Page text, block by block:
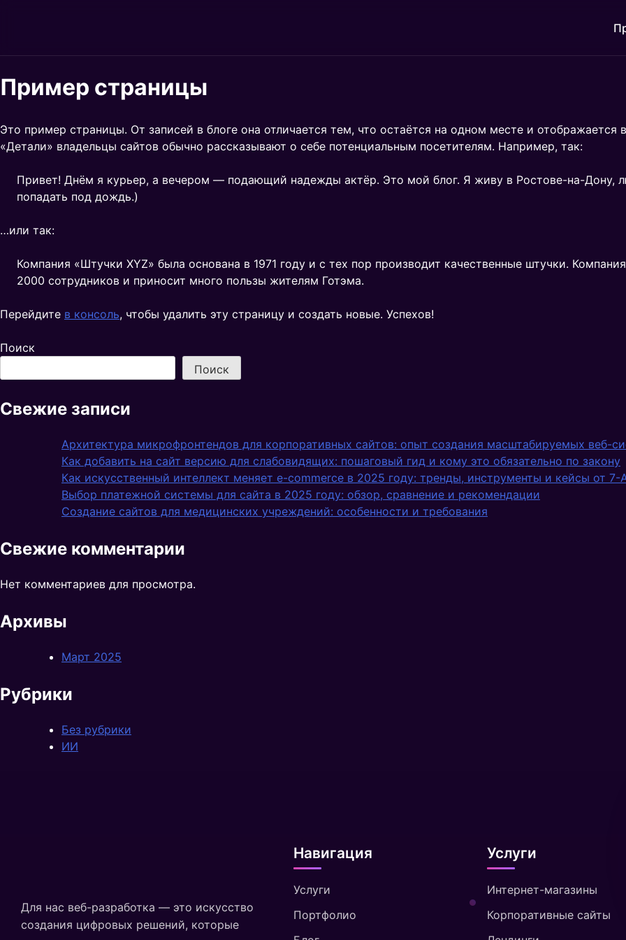
to
content
Пример страницы
Это пример страницы. От записей в блоге она отличается тем, что остаётся на одном месте и
«Детали» владельцы сайтов обычно рассказывают о себе потенциальным посетителям. Например, так:
Привет! Днём я курьер, а вечером — подающий надежды актёр. Это мой блог. Я живу в Ростове-на-Дону,
попадать под дождь.)
…или так:
Компания «Штучки XYZ» была основана в 1971 году и с тех пор производит качественные штучки.
2000 сотрудников и приносит много пользы жителям Готэма.
Перейдите в консоль, чтобы удалить эту страницу и создать новые. Успехов!
Поиск
Поиск
Свежие записи
Архитектура микрофронтендов для корпоративных сайтов: опыт создания масштабируемых веб-
Как добавить на сайт версию для слабовидящих: пошаговый гид и кому это обязательно по закону
Как искусственный интеллект меняет e-commerce в 2025 году: тренды, инструменты и кейсы от 7-
Выбор платежной системы для сайта в 2025 году: обзор, сравнение и рекомендации
Создание сайтов для медицинских учреждений: особенности и требования
Свежие комментарии
Нет комментариев для просмотра.
Архивы
Март 2025
Рубрики
Без рубрики
ИИ
Для нас веб-разработка — это искусство
создания цифровых решений, которые
Навигация
Услуги
Портфолио
Услуги
Интернет-магазины
Корпоративные сайты